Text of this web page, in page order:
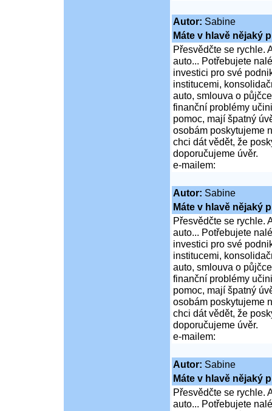
Autor: Sabine
Máte v hlavě nějaký
Přesvědčte se rychle.
auto... Potřebujete
investici pro své
institucemi,
auto, smlouva o
finanční problémy
pomoc, mají špatný
osobám poskytujeme
chci dát vědět, že
doporučujeme úvěr.
e-mailem:
Autor: Sabine
Máte v hlavě nějaký
Přesvědčte se rychle.
auto... Potřebujete
investici pro své
institucemi,
auto, smlouva o
finanční problémy
pomoc, mají špatný
osobám poskytujeme
chci dát vědět, že
doporučujeme úvěr.
e-mailem:
Autor: Sabine
Máte v hlavě nějaký
Přesvědčte se rychle.
auto... Potřebujete